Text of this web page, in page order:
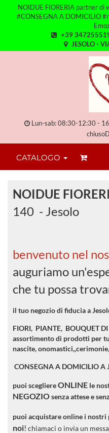
NOIDUE FIORERIA partner di
#CONSEGNA A DOMICILIO
+39
JESOLO -
Lun-sab: 08:30-12:30 -
CATALOGO
NOIDUE
140 - Jesolo
benvenuto nel
auguriamo
che tu possa
il tuo negozio di fiducia a
FIORI, PIANTE, BOUQUET
assortimento di prodotti per
nascite,
CONSEGNA A DOMICILIO A
puoi scegliereONLINE le
NEGOZIOsenza attese e
puoi acquistare online i
noi! chiamaci o invia un